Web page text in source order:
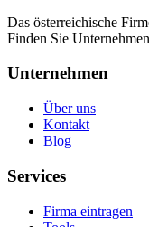
Das österreichische
Finden Sie
Unternehmen
Über uns
Kontakt
Blog
Services
Firma eintragen